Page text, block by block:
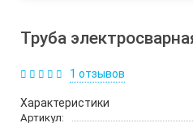
Труба
1 отзывов
Характеристики
Артикул: